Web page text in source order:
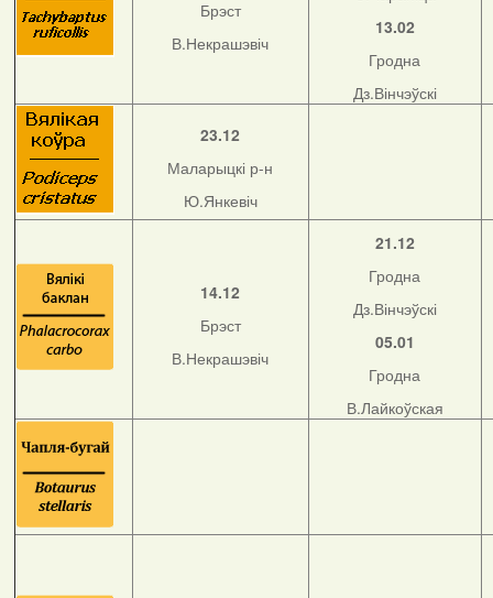
Брэст
В.Некрашэвіч
13.02
Гродна
Дз.Вінчэўскі
23.12
Маларыцкі р-н
Ю.Янкевіч
14.12
Брэст
В.Некрашэвіч
21.12
Гродна
Дз.Вінчэўскі
05.01
Гродна
В.Лайкоўская